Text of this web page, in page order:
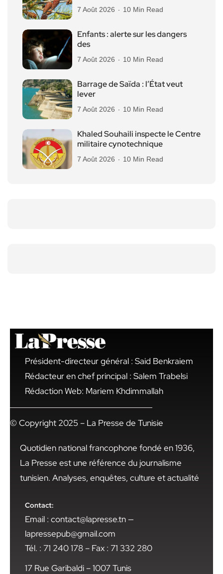
7 Août 2026 10 Min Read
Enfants : alerte sur les dangers
des
7 Août 2026 10 Min Read
Barrage de Saïda : l’État veut
lever
7 Août 2026 10 Min Read
Khaled Souhaili inspecte le Centre
militaire cynotechnique
7 Août 2026 10 Min Read
Président-directeur général : Said Benkraiem
Rédacteur en chef principal : Salem Trabelsi
Rédaction Web: Mariem Khdimmallah
© Copyright 2025 – La Presse de Tunisie
Quotidien national francophone fondé en 1936,
La Presse est une référence du journalisme
tunisien. Analyses, enquêtes, culture et actualité
Contact:
Email : contact@lapresse.tn —
lapressepub@gmail.com
Tél. : 71 240 178 – Fax : 71 332 280
17 Rue Garibaldi – 1007 Tunis